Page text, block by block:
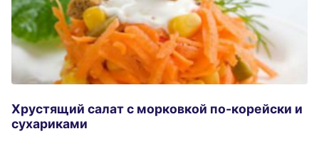
Хрустящий салат с морковкой по-корейски и
сухариками